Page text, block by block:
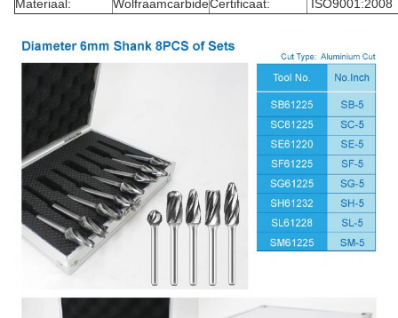
Materiaal: WolfraamcarbideCertificaat: ISO9001:2008